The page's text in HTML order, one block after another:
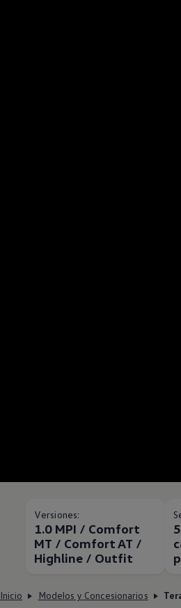
Versiones:
1.0 MPI / Comfort
MT / Comfort AT /
Highline / Outfit
Inicio Modelos y Concesionarios